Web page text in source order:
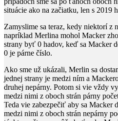
situácie ako na začiatku, len s 2019
Zamyslime sa teraz, kedy niektorí z
napríklad Merlina mohol Macker
strany byť 0 hadov, keď sa Macker
0 ​ je párne číslo.
Ako sme už ukázali, Merlin sa
jednej strany je medzi ním a
druhej nepárny. Potom si vie vždy
medzi nimi z oboch strán párny
Teda vie zabezpečiť aby sa Macker
medzi nimi z oboch strán nepárny